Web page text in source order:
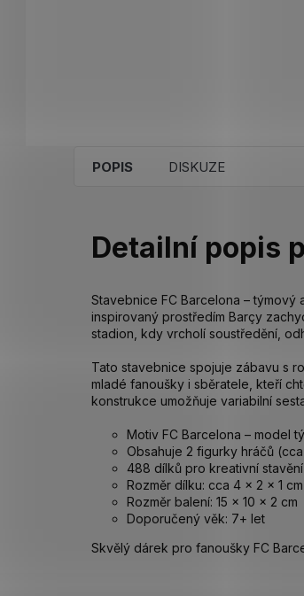
POPIS DISKUZE
Detailní popis
Stavebnice FC Barcelona – týmový
inspirovaný prostředím Barçy
stadion, kdy vrcholí soustředění,
Tato stavebnice spojuje zábavu s
mladé fanoušky i sběratele, kteří
konstrukce umožňuje variabilní
Motiv FC Barcelona – model
Obsahuje 2 figurky hráčů
488 dílků pro kreativní stavění
Rozměr dílku: cca 4 × 2 × 1 cm
Rozměr balení: 15 × 10 × 2 cm
Doporučený věk: 7+ let
Skvělý dárek pro fanoušky FC